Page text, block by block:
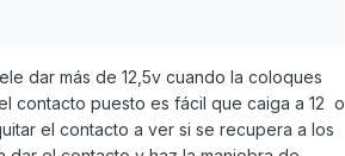
dar más de 12,5v cuando la coloques
contacto puesto es fácil que caiga a 12 o
el contacto a ver si se recupera a los